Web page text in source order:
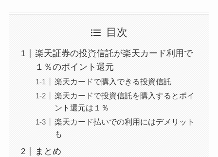
目次
楽天証券の投資信託が楽天カード利用で
１％のポイント還元
楽天カードで購入できる投資信託
楽天カードで投資信託を購入するとポイ
ント還元は１％
楽天カード払いでの利用にはデメリット
も
まとめ